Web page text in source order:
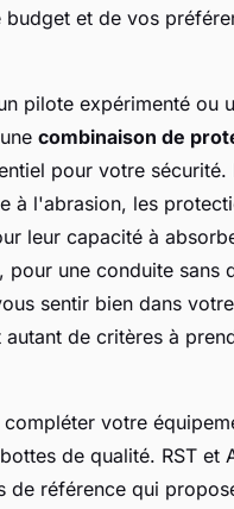
et de vos
pilote expérimenté ou
combinaison de
pour votre sécurité.
à l'abrasion, les
leur capacité à
une conduite sans
sentir bien dans votre
de critères à
votre
de qualité. RST et
de référence qui